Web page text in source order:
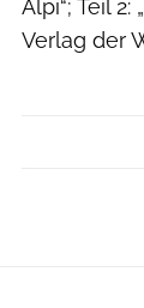
Alpi“; Teil
Verlag der